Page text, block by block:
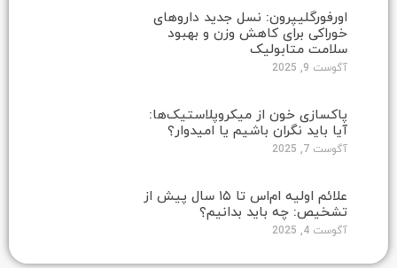
اورفورگلیپرون: نسل جدید داروهای
خوراکی برای کاهش وزن و بهبود
سلامت متابولیک
آگوست 9, 2025
پاکسازی خون از میکروپلاستیک‌ها:
آیا باید نگران باشیم یا امیدوار؟
آگوست 7, 2025
علائم اولیه ام‌اس تا ۱۵ سال پیش از
تشخیص: چه باید بدانیم؟
آگوست 4, 2025